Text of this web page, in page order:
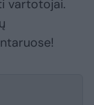
vartotojai.